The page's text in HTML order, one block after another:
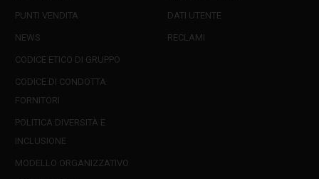
PUNTI VENDITA
NEWS
CODICE ETICO DI GRUPPO
CODICE DI CONDOTTA
FORNITORI
POLITICA DIVERSITÀ E
INCLUSIONE
MODELLO ORGANIZZATIVO
DATI UTENTE
RECLAMI